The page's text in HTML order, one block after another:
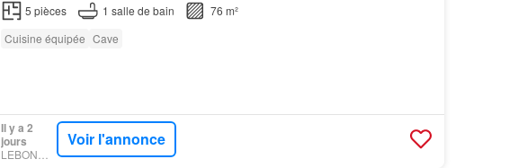
5 pièces 1 salle de bain
76 m²
Cuisine équipée Cave
Il y a 2
jours
Voir l'annonce